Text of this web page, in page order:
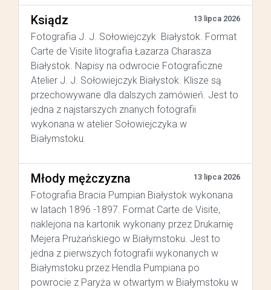
Ksiądz 13 lipca 2026
Fotografia J. J. Sołowiejczyk Białystok. Format
Carte de Visite litografia Łazarza Charasza
Białystok. Napisy na odwrocie Fotograficzne
Atelier J. J. Sołowiejczyk Białystok. Klisze są
przechowywane dla dalszych zamówień. Jest to
jedna z najstarszych znanych fotografii
wykonana w atelier Sołowiejczyka w
Białymstoku.
Młody mężczyzna 13 lipca 2026
Fotografia Bracia Pumpian Białystok wykonana
w latach 1896 -1897. Format Carte de Visite,
naklejona na kartonik wykonany przez Drukarnię
Mejera Prużańskiego w Białymstoku. Jest to
jedna z pierwszych fotografii wykonanych w
Białymstoku przez Hendla Pumpiana po
powrocie z Paryża w otwartym w Białymstoku w